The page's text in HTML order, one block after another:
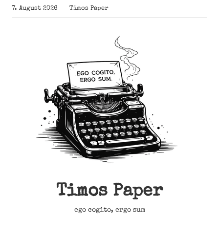
Zum
Inhalt
7. August 2026 Timos Paper
Timos Paper
ego cogito, ergo sum